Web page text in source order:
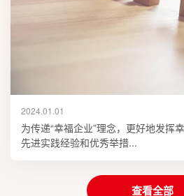
2024.01.01
为传递“幸福企业”理念，更好地发挥
先进实践经验和优秀举措...
查看全部